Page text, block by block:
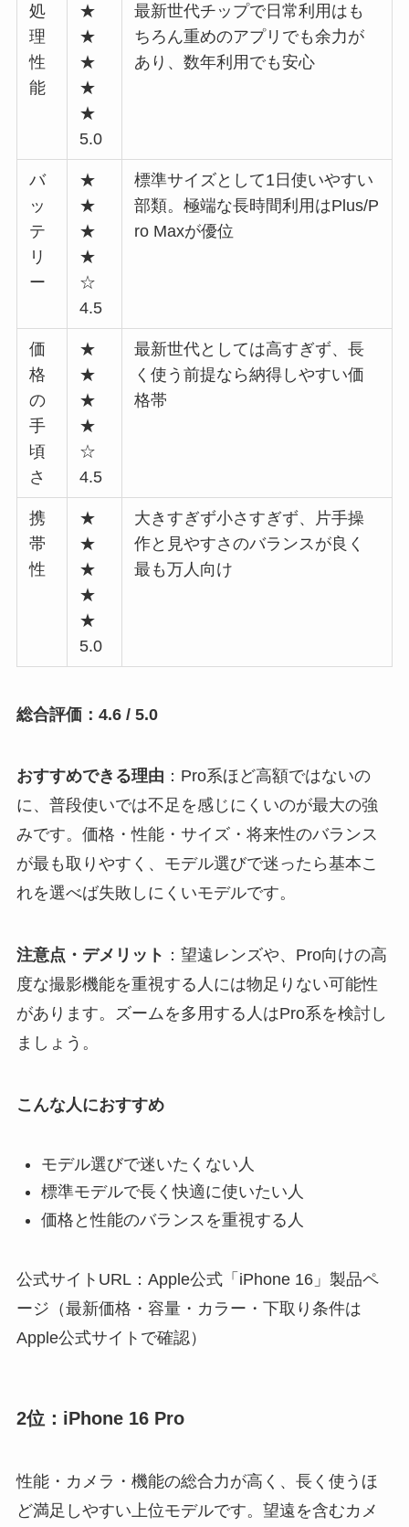
処
理
性
能
★
★
★
★
★
5.0
最新世代チップで日常利用はも
ちろん重めのアプリでも余力が
あり、数年利用でも安心
バ
ッ
テ
リ
ー
★
★
★
★
☆
4.5
標準サイズとして1日使いやすい
部類。極端な長時間利用はPlus/P
ro Maxが優位
価
格
の
手
頃
さ
★
★
★
★
☆
4.5
最新世代としては高すぎず、長
く使う前提なら納得しやすい価
格帯
携
帯
性
★
★
★
★
★
5.0
大きすぎず小さすぎず、片手操
作と見やすさのバランスが良く
最も万人向け
総合評価：4.6 / 5.0
おすすめできる理由 ：Pro系ほど高額ではないの
に、普段使いでは不足を感じにくいのが最大の強
みです。価格・性能・サイズ・将来性のバランス
が最も取りやすく、モデル選びで迷ったら基本こ
れを選べば失敗しにくいモデルです。
注意点・デメリット ：望遠レンズや、Pro向けの高
度な撮影機能を重視する人には物足りない可能性
があります。ズームを多用する人はPro系を検討し
ましょう。
こんな人におすすめ
モデル選びで迷いたくない人
標準モデルで長く快適に使いたい人
価格と性能のバランスを重視する人
公式サイトURL：Apple公式「iPhone 16」製品ペ
ージ（最新価格・容量・カラー・下取り条件は
Apple公式サイトで確認）
2位：iPhone 16 Pro
性能・カメラ・機能の総合力が高く、長く使うほ
ど満足しやすい上位モデルです。望遠を含むカメ